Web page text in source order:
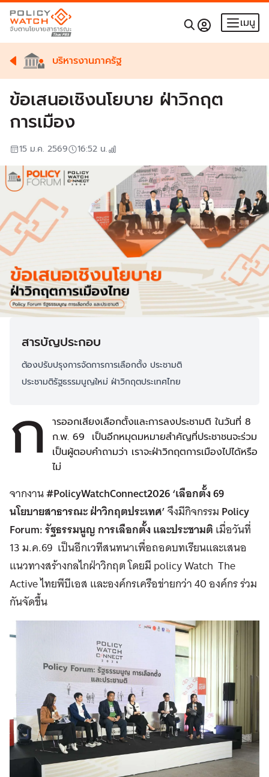
เมนู
บริหารงานภาครัฐ
ข้อเสนอเชิงนโยบาย ฝ่าวิกฤต
การเมือง
15 ม.ค. 2569 16:52 น.
สารบัญประกอบ
ต้องปรับปรุงการจัดการการเลือกตั้ง ประชามติ
ประชามติรัฐธรรมนูญใหม่ ฝ่าวิกฤตประเทศไทย
ก
ารออกเสียงเลือกตั้งและการลงประชามติ ในวันที่ 8
ก.พ. 69 ​ เป็นอีกหมุดมหมายสำคัญที่ประชาชนจะร่วม
เป็นผู้ตอบคำถามว่า เราจะฝ่าวิกฤตการเมืองไปได้หรือ
ไม่
จากงาน#PolicyWatchConnect2026‘เลือกตั้ง69
นโยบายสาธารณะ ฝ่าวิกฤตประเทศ’จึงมีกิจกรรมPolicy
Forum:รัฐธรรมนูญ การเลือกตั้ง และประชามติเมื่อวันที่
13 ม.ค.69 เป็นอีกเวทีสนทนาเพื่อถอดบทเรียนและเสนอ
แนวทางสร้างกลไกฝ่าวิกฤต โดยมี policy Watch The
Active ไทยพีบีเอส และองค์กรเครือข่ายกว่า 40 องค์กร ร่วม
กันจัดขึ้น